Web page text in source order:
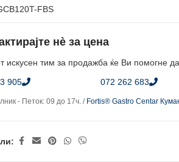
FBS
нè за цена
искусен тим за продажба ќе Ви помогне да
905
072 262 683
- Петок: 09 до 17ч. / Fortis® Gastro Centar